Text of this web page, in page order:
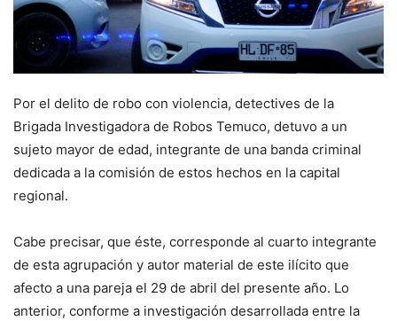
Por el delito de robo con violencia, detectives de la
Brigada Investigadora de Robos Temuco, detuvo a un
sujeto mayor de edad, integrante de una banda criminal
dedicada a la comisión de estos hechos en la capital
regional.
Cabe precisar, que éste, corresponde al cuarto integrante
de esta agrupación y autor material de este ilícito que
afecto a una pareja el 29 de abril del presente año. Lo
anterior, conforme a investigación desarrollada entre la